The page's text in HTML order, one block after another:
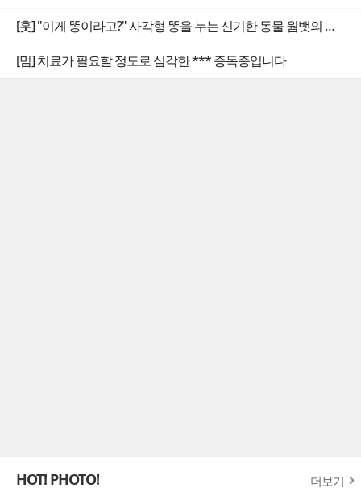
[훗] "이게 똥이라고?" 사각형 똥을 누는 신기한 동물 웜뱃의 비밀
[밈] 치료가 필요할 정도로 심각한 *** 증독증입니다
HOT! PHOTO! 더보기